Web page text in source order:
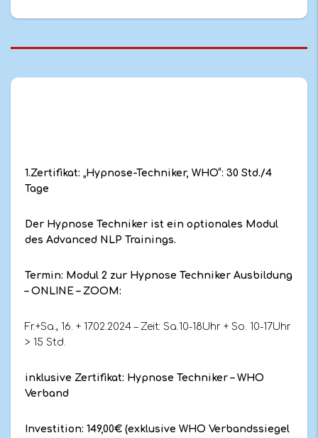
1.Zertifikat: „Hypnose-Techniker, WHO“: 30 Std./4
Tage
Der Hypnose Techniker ist ein optionales Modul
des Advanced NLP Trainings.
Termin: Modul 2 zur Hypnose Techniker Ausbildung
– ONLINE – ZOOM:
Fr.+Sa., 16. + 17.02.2024 – Zeit: Sa.10-18Uhr + So. 10-17Uhr
> 15 Std.
inklusive Zertifikat: Hypnose Techniker – WHO
Verband
Investition: 149,00€ (exklusive WHO Verbandssiegel